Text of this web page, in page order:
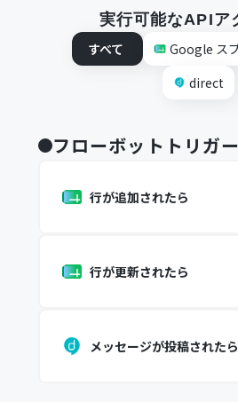
実行可能なAPIア
すべて
Google ス
direct
フローボットトリガー
行が追加されたら
行が更新されたら
メッセージが投稿されたら